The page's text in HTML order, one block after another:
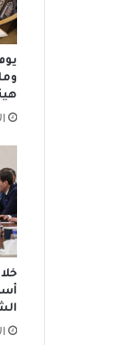
ا
ل
ب
ا
ل
م
ل
ا
ت
ج
د
ط
ر
ي
ق